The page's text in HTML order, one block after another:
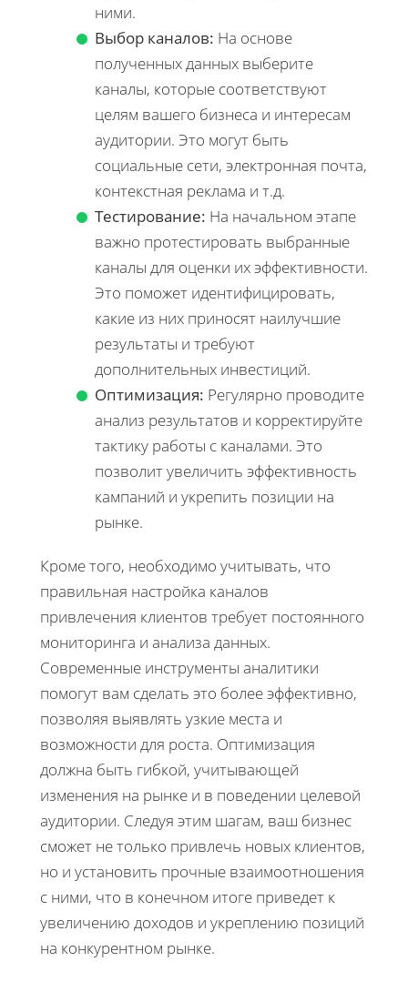
ними.
Выбор каналов: На основе
полученных данных выберите
каналы, которые соответствуют
целям вашего бизнеса и интересам
аудитории. Это могут быть
социальные сети, электронная почта,
контекстная реклама и т.д.
Тестирование: На начальном этапе
важно протестировать выбранные
каналы для оценки их эффективности.
Это поможет идентифицировать,
какие из них приносят наилучшие
результаты и требуют
дополнительных инвестиций.
Оптимизация: Регулярно проводите
анализ результатов и корректируйте
тактику работы с каналами. Это
позволит увеличить эффективность
кампаний и укрепить позиции на
рынке.
Кроме того, необходимо учитывать, что
правильная настройка каналов
привлечения клиентов требует постоянного
мониторинга и анализа данных.
Современные инструменты аналитики
помогут вам сделать это более эффективно,
позволяя выявлять узкие места и
возможности для роста. Оптимизация
должна быть гибкой, учитывающей
изменения на рынке и в поведении целевой
аудитории. Следуя этим шагам, ваш бизнес
сможет не только привлечь новых клиентов,
но и установить прочные взаимоотношения
с ними, что в конечном итоге приведет к
увеличению доходов и укреплению позиций
на конкурентном рынке.